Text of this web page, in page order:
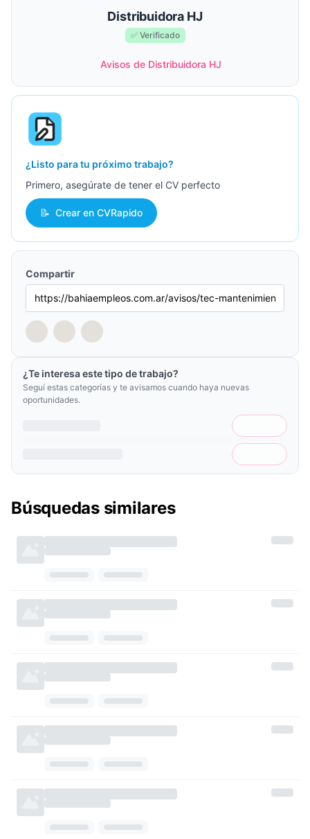
Distribuidora HJ
✅ Verificado
Avisos de Distribuidora HJ
¿Listo para tu próximo trabajo?
Primero, asegúrate de tener el CV perfecto
📝 Crear en CVRapido
Compartir
¿Te interesa este tipo de trabajo?
Seguí estas categorías y te avisamos cuando haya nuevas
oportunidades.
Búsquedas similares